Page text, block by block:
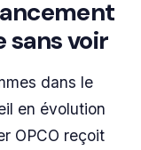
sans voir
dans le
en évolution
OPCO reçoit